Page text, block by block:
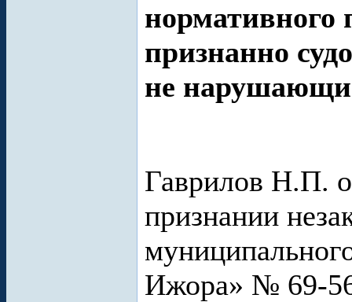
признанно
не
Гаврилов Н.П.
признании
Ижора» № 69-